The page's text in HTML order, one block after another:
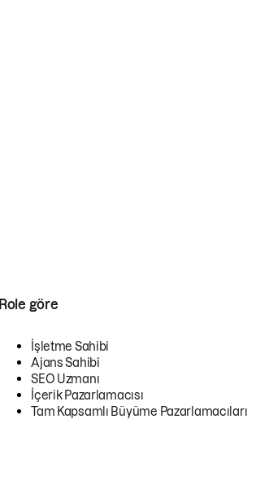
Role göre
İşletme Sahibi
Ajans Sahibi
SEO Uzmanı
İçerik Pazarlamacısı
Tam Kapsamlı Büyüme Pazarlamacıları